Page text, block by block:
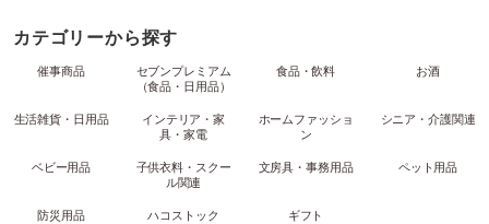
カテゴリーから探す
催事商品
セブンプレミアム
（食品・日用品）
食品・飲料 お酒
生活雑貨・日用品
インテリア・家
具・家電
ホームファッショ
ン
シニア・介護関連
ベビー用品
子供衣料・スクー
ル関連
文房具・事務用品 ペット用品
防災用品 ハコストック ギフト